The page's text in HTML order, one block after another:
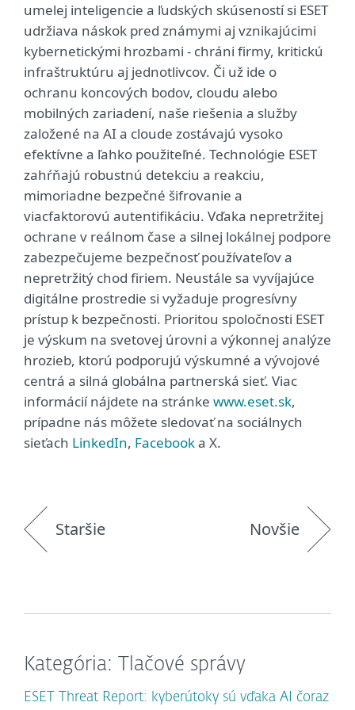
umelej inteligencie a ľudských skúseností si ESET
udržiava náskok pred známymi aj vznikajúcimi
kybernetickými hrozbami - chráni firmy, kritickú
infraštruktúru aj jednotlivcov. Či už ide o
ochranu koncových bodov, cloudu alebo
mobilných zariadení, naše riešenia a služby
založené na AI a cloude zostávajú vysoko
efektívne a ľahko použiteľné. Technológie ESET
zahŕňajú robustnú detekciu a reakciu,
mimoriadne bezpečné šifrovanie a
viacfaktorovú autentifikáciu. Vďaka nepretržitej
ochrane v reálnom čase a silnej lokálnej podpore
zabezpečujeme bezpečnosť používateľov a
nepretržitý chod firiem. Neustále sa vyvíjajúce
digitálne prostredie si vyžaduje progresívny
prístup k bezpečnosti. Prioritou spoločnosti ESET
je výskum na svetovej úrovni a výkonnej analýze
hrozieb, ktorú podporujú výskumné a vývojové
centrá a silná globálna partnerská sieť. Viac
informácií nájdete na stránke www.eset.sk,
prípadne nás môžete sledovať na sociálnych
sieťach LinkedIn, Facebooka X.
Staršie Novšie
Kategória: Tlačové správy
ESET Threat Report: kyberútoky sú vďaka AI čoraz